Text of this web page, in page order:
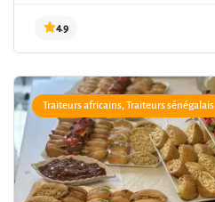
Traiteurs africains, Traiteurs sénégalais